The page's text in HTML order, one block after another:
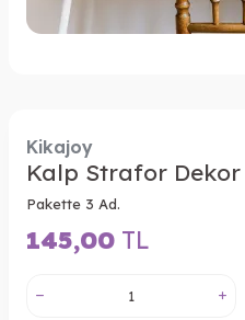
Kikajoy
Kalp Strafor Dekor
Pakette 3 Ad.
145,00 TL